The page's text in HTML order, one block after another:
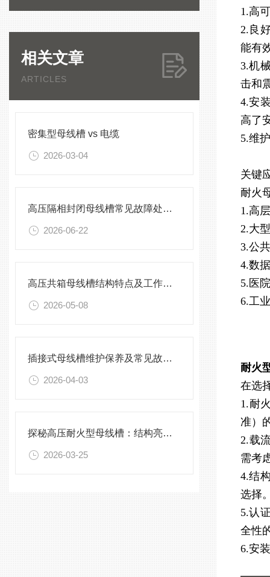
相关文章
ARTICLES
密集型母线槽 vs 电缆
2026-03-04
高压隔相封闭母线槽常见故障处理方案
2026-06-22
高压共箱母线槽结构特点及工作原理
2026-05-08
插接式母线槽维护保养及常见故障处理指南
2026-04-03
探秘高压耐火型母线槽：结构亮点与实用效能
2026-03-25
1.高
2.良
能有
3.机
击和
4.安
高了
5.维
关键
耐火
1.高
2.大
3.公
4.数
5.医
6.工
耐火
在选
1.耐
准）
2.载
需考
4.结
选择
5.认
全性
6.安